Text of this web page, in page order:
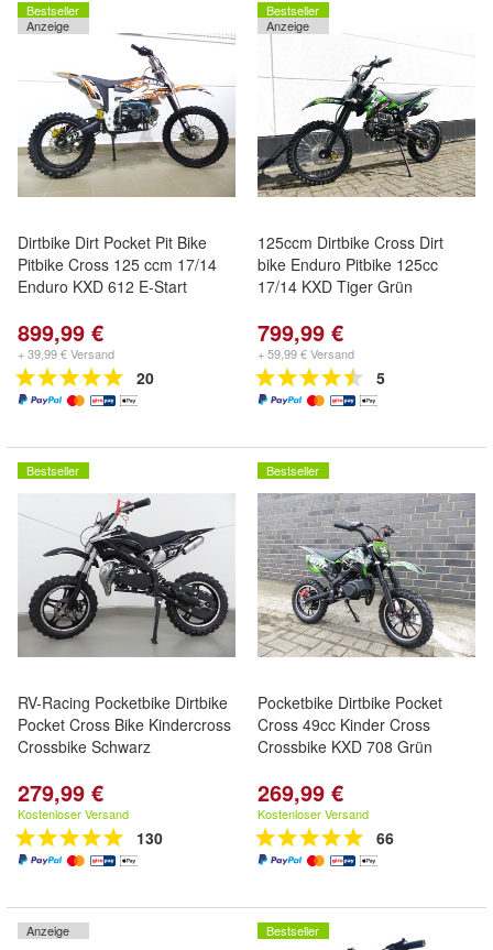
Bestseller
Anzeige
Dirtbike Dirt Pocket Pit Bike
Pitbike Cross 125 ccm 17/14
Enduro KXD 612 E-Start
899,99 €
+ 39,99 € Versand
20
Bestseller
Anzeige
125ccm Dirtbike Cross Dirt
bike Enduro Pitbike 125cc
17/14 KXD Tiger Grün
799,99 €
+ 59,99 € Versand
5
Bestseller
RV-Racing Pocketbike Dirtbike
Pocket Cross Bike Kindercross
Crossbike Schwarz
279,99 €
Kostenloser Versand
130
Bestseller
Pocketbike Dirtbike Pocket
Cross 49cc Kinder Cross
Crossbike KXD 708 Grün
269,99 €
Kostenloser Versand
66
Anzeige Bestseller